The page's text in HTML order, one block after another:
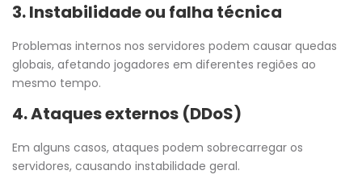
3. Instabilidade ou falha técnica
Problemas internos nos servidores podem causar quedas
globais, afetando jogadores em diferentes regiões ao
mesmo tempo.
4. Ataques externos (DDoS)
Em alguns casos, ataques podem sobrecarregar os
servidores, causando instabilidade geral.